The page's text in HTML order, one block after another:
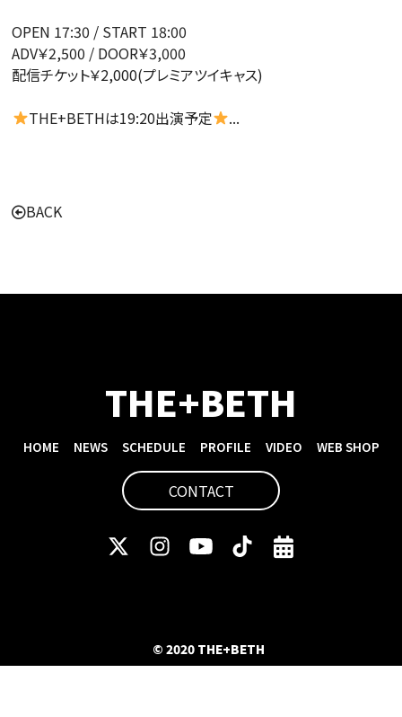
OPEN 17:30 / START 18:00
ADV￥2,500 / DOOR￥3,000
配信チケット￥2,000(プレミアツイキャス)
THE+BETHは19:20出演予定
...
BACK
THE+BETH
HOME NEWS SCHEDULE PROFILE VIDEO WEB SHOP
CONTACT
© 2020 THE+BETH